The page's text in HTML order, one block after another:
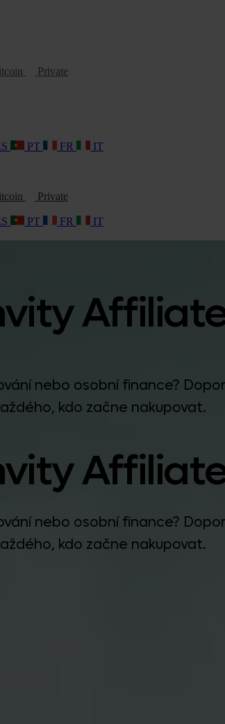
Private
PT FR
IT
Private
PT FR
IT
nebo osobní finance?
kdo začne nakupovat.
nebo osobní finance?
kdo začne nakupovat.